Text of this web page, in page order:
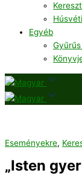
Egyéb
Eseményekre,
„Isten